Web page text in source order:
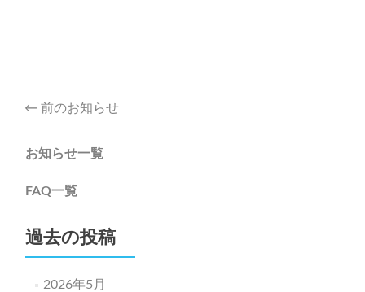
Post
navigation
← 前のお知らせ
お知らせ一覧
FAQ一覧
過去の投稿
2026年5月